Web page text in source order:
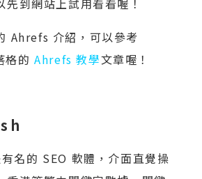
到網站上試用看看喔！
Ahrefs 介紹，可以參考
格的Ahrefs 教學文章喔！
名的 SEO 軟體，介面直覺操